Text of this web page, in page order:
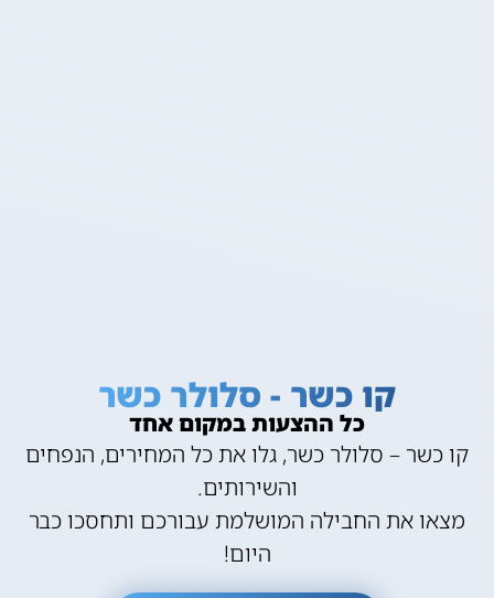
קו כשר - סלולר כשר
כל ההצעות במקום אחד
קו כשר – סלולר כשר, גלו את כל המחירים, הנפחים
והשירותים.
מצאו את החבילה המושלמת עבורכם ותחסכו כבר
היום!